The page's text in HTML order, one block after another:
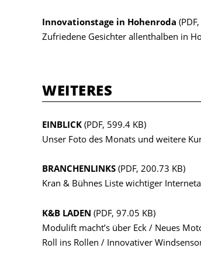
Innovationstage in Hohenroda
Zufriedene Gesichter allenthalben in
WEITERES
EINBLICK (PDF, 599.4 KB)
Unser Foto des Monats und weitere
BRANCHENLINKS (PDF, 200.73 KB)
Kran & Bühnes Liste wichtiger
K&B LADEN (PDF, 97.05 KB)
Modulift macht’s über Eck / Neues
Roll ins Rollen / Innovativer